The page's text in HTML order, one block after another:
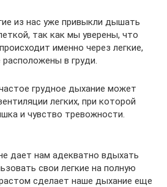
из нас уже привыкли дышать
так как мы уверены, что
именно через легкие,
в груди.
грудное дыхание может
легких, при которой
и чувство тревожности.
дает нам адекватно вдыхать
свои легкие на полную
сделает наше дыхание еще